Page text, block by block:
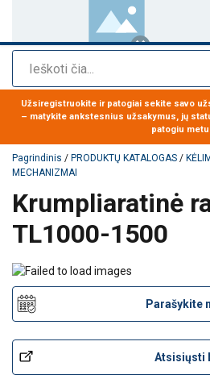
Paieška
Produktas buvo pridėtas prie jūsų
Užsiregistruokite ir patogiai sekite savo
– matykite ankstesnius užsakymus, jų
patogiu metu
Pagrindinis / PRODUKTŲ KATALOGAS /
MECHANIZMAI
Krumpliaratinė
TL1000-1500
Parašykite
Atsisiųsti